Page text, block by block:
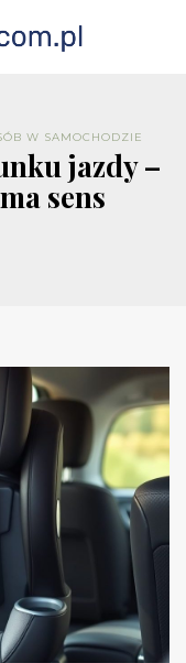
W SAMOCHODZIE
jazdy –
sens